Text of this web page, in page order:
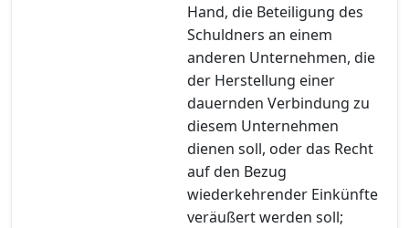
Hand, die Beteiligung des
Schuldners an einem
anderen Unternehmen, die
der Herstellung einer
dauernden Verbindung zu
diesem Unternehmen
dienen soll, oder das Recht
auf den Bezug
wiederkehrender Einkünfte
veräußert werden soll;